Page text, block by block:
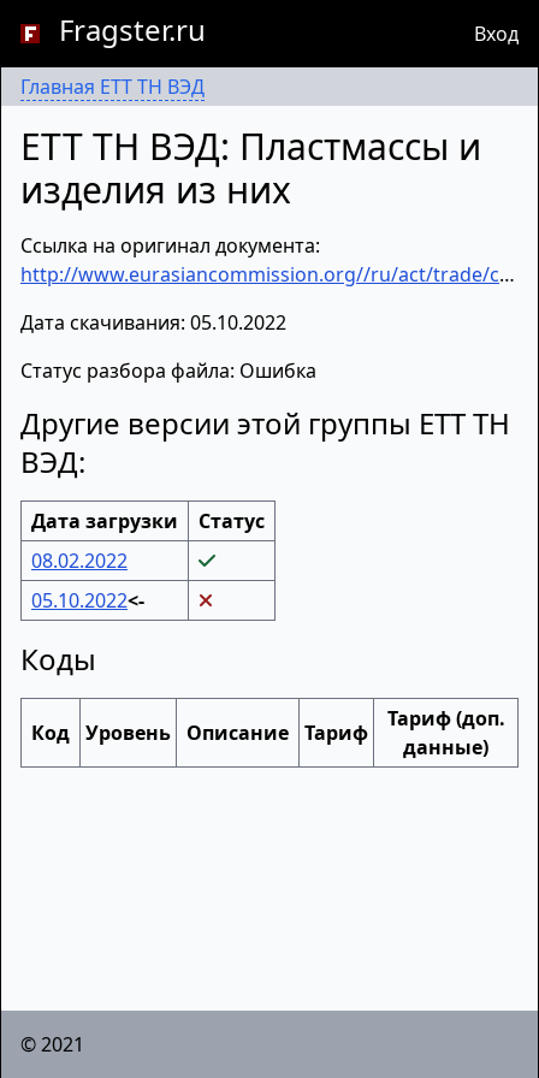
Fragster.ru
Вход
Главная ЕТТ ТН ВЭД
ЕТТ ТН ВЭД: Пластмассы и
изделия из них
Ссылка на оригинал документа:
http://www.eurasiancommission.org//ru/act/trade/catr/ett/Documents/ru.39_2022_08.05.2022.pdf
Дата скачивания: 05.10.2022
Статус разбора файла: Ошибка
Другие версии этой группы ЕТТ ТН
ВЭД:
Дата загрузки
Статус
08.02.2022
05.10.2022<-
Коды
Код Уровень Описание Тариф
Тариф (доп.
данные)
© 2021